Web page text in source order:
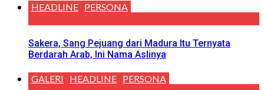
HEADLINE PERSONA
Sakera, Sang Pejuang dari Madura Itu Ternyata
Berdarah Arab, Ini Nama Aslinya
GALERI HEADLINE PERSONA